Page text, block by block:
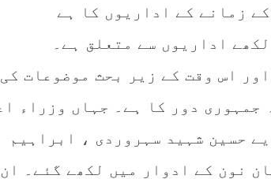
زمانے کے اداریوں کا ہے
اداریوں سے متعلق ہے۔
اس وقت کے زیر بحث موضوعات
جمہوری دور کا ہے۔ جہاں وزراء
حسین شہید سہروردی ، ابراہیم
نون کے ادوار میں لکھے گئے۔